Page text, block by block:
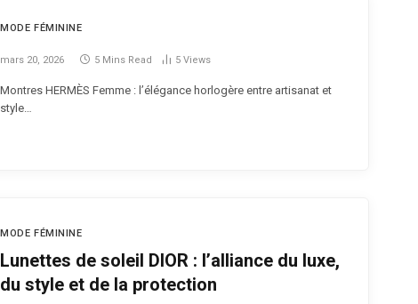
MODE FÉMININE
mars 20, 2026 5 Mins Read 5Views
Montres HERMÈS Femme : l’élégance horlogère entre artisanat et
style…
MODE FÉMININE
Lunettes de soleil DIOR : l’alliance du luxe,
du style et de la protection